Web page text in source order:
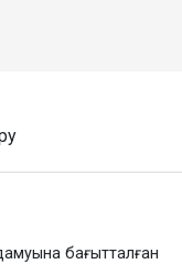
бағытталған